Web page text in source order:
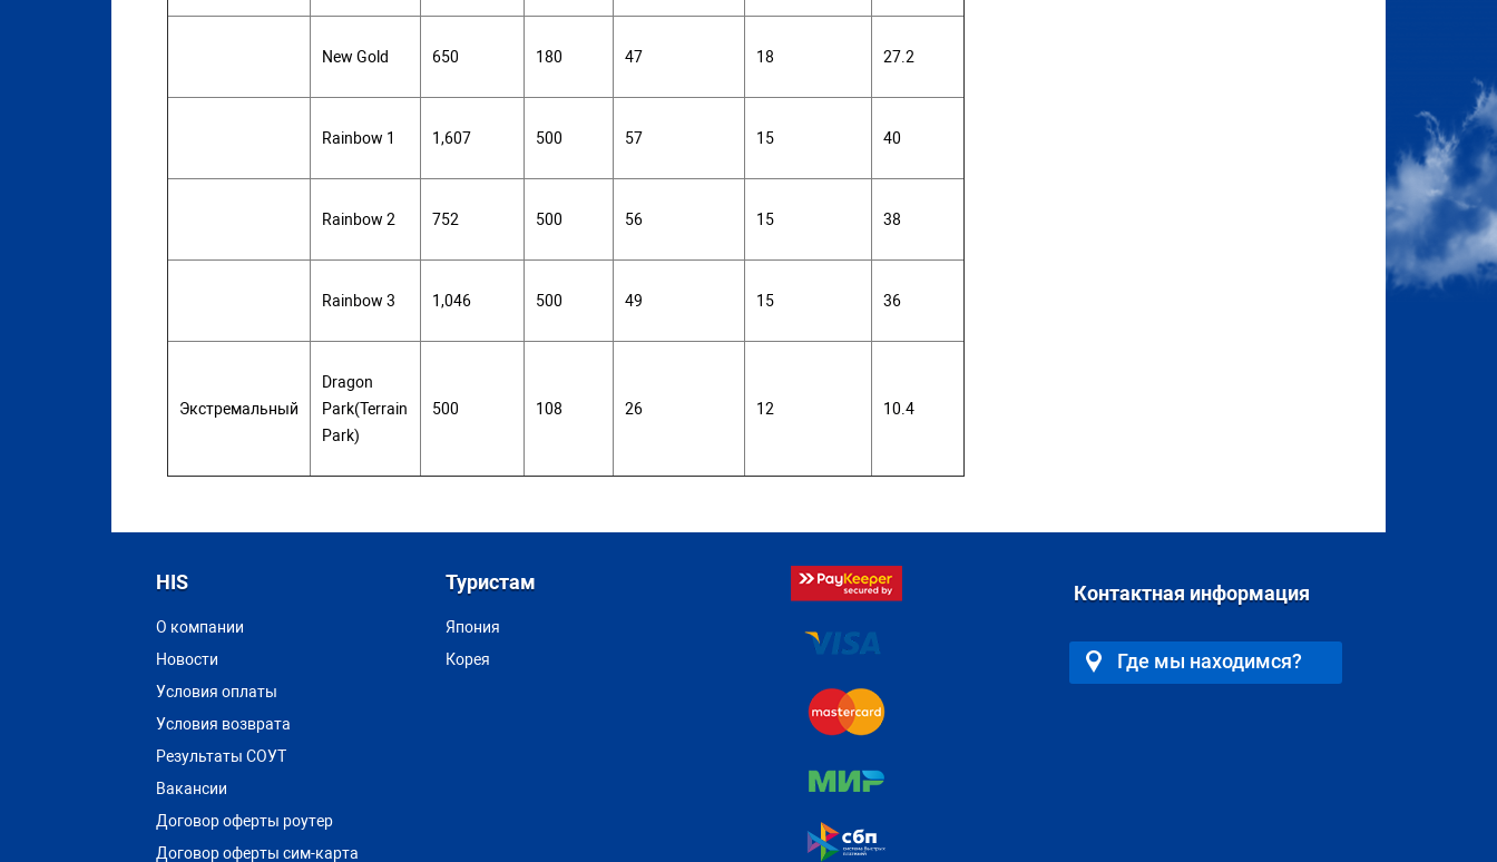
New Gold 650 180 47 18 27.2
Rainbow 1 1,607 500 57 15 40
Rainbow 2 752 500 56 15 38
Rainbow 3 1,046 500 49 15 36
Экстремальный
Dragon
Park(Terrain
Park)
500 108 26 12 10.4
HIS
О компании
Новости
Условия оплаты
Условия возврата
Результаты СОУТ
Вакансии
Договор оферты роутер
Договор оферты сим-карта
Туристам
Япония
Корея
Контактная информация
Где мы находимся?